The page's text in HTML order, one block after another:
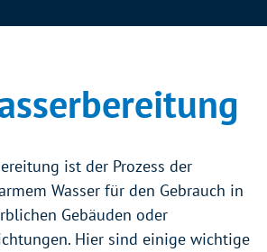
ist der Prozess der
Wasser für den Gebrauch in
Gebäuden oder
Hier sind einige wichtige